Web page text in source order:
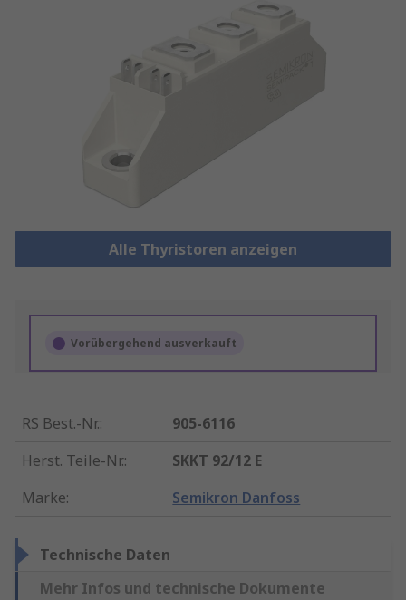
Alle Thyristoren anzeigen
Vorübergehend ausverkauft
RS Best.-Nr.:
905-6116
Herst. Teile-Nr.:
SKKT 92/12 E
Marke: Semikron Danfoss
Technische Daten
Mehr Infos und technische Dokumente